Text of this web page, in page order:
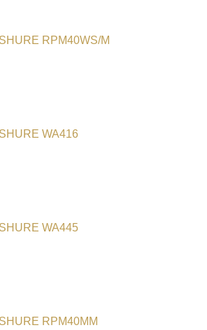
SHURE RPM40WS/M
SHURE WA416
SHURE WA445
SHURE RPM40MM